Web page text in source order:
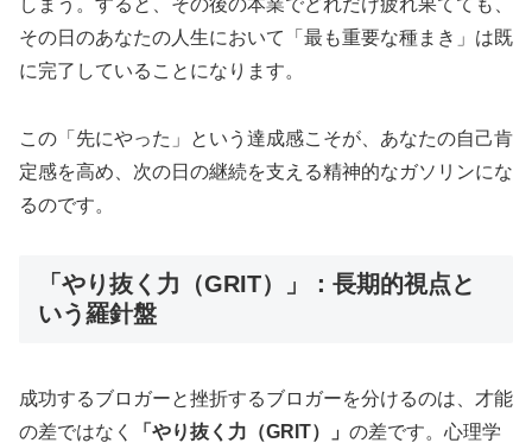
その日のあなたの人生において「最も重要な種まき」は既
に完了していることになります。
この「先にやった」という達成感こそが、あなたの自己肯
定感を高め、次の日の継続を支える精神的なガソリンにな
るのです。
「やり抜く力（GRIT）」：長期的視点と
いう羅針盤
成功するブロガーと挫折するブロガーを分けるのは、才能
の差ではなく
「やり抜く力（GRIT）」 の差です。心理学